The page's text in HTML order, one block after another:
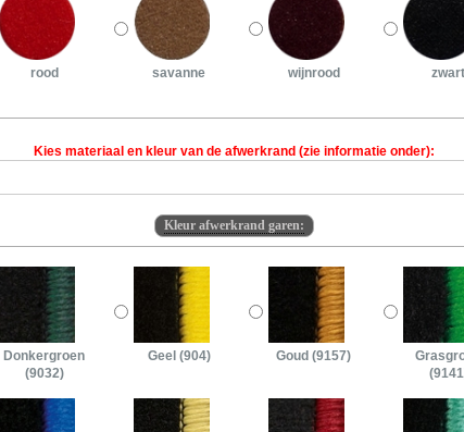
rood savanne wijnrood zwart
Kies materiaal en kleur van de afwerkrand (zie informatie onder):
Kleur afwerkrand garen:
Donkergroen
(9032)
Geel (904) Goud (9157)